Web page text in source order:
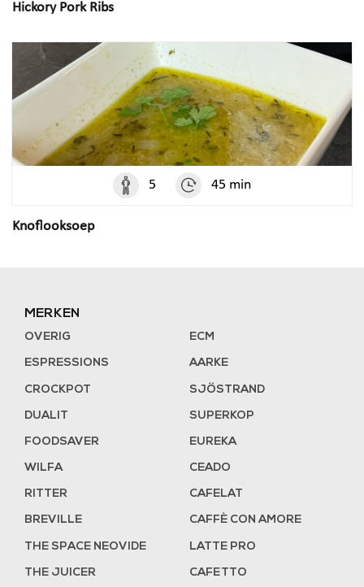
Hickory Pork Ribs
5 45 min
Knoflooksoep
MERKEN
OVERIG
ESPRESSIONS
CROCKPOT
DUALIT
FOODSAVER
WILFA
RITTER
BREVILLE
THE SPACE NEOVIDE
THE JUICER
ECM
AARKE
SJÖSTRAND
SUPERKOP
EUREKA
CEADO
CAFELAT
CAFFÈ CON AMORE
LATTE PRO
CAFETTO